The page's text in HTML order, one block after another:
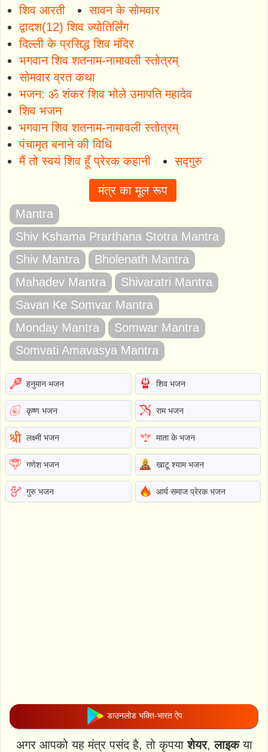
शिव आरती
सावन के सोमवार
द्वादश(12) शिव ज्योतिर्लिंग
दिल्ली के प्रसिद्ध शिव मंदिर
भगवान शिव शतनाम-नामावली स्तोत्रम्
सोमवार व्रत कथा
भजन: ॐ शंकर शिव भोले उमापति महादेव
शिव भजन
भगवान शिव शतनाम-नामावली स्तोत्रम्
पंचामृत बनाने की विधि
मैं तो स्वयं शिव हूँ प्रेरक कहानी
सद्गुरु
मंत्र का मूल रूप
Mantra
Shiv Kshama Prarthana Stotra Mantra
Shiv Mantra
Bholenath Mantra
Mahadev Mantra
Shivaratri Mantra
Savan Ke Somvar Mantra
Monday Mantra
Somwar Mantra
Somvati Amavasya Mantra
हनुमान भजन शिव भजन
कृष्ण भजन राम भजन
लक्ष्मी भजन माता के भजन
गणेश भजन खाटू श्याम भजन
गुरु भजन आर्य समाज प्रेरक भजन
डाउनलोड भक्ति-भारत ऐप
अगर आपको यह मंत्र पसंद है, तो कृपयाशेयर,लाइकया